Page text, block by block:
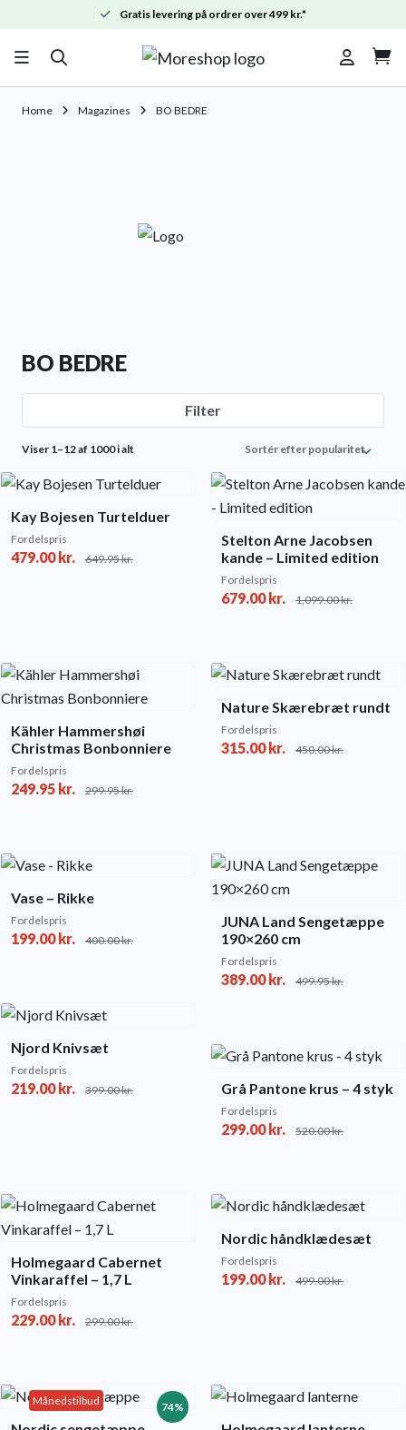
Gratis levering på ordrer over 499 kr.*

Home Magazines BO BEDRE
BO BEDRE
Filter
Viser 1–12 af 1000 i alt
popularity
Kay Bojesen Turtelduer
Fordelspris
479.00kr. 649.95kr.
Stelton Arne Jacobsen
kande – Limited edition
Fordelspris
679.00kr. 1,099.00kr.
Kähler Hammershøi
Christmas Bonbonniere
Fordelspris
249.95 kr. 299.95kr.
Nature Skærebræt rundt
Fordelspris
315.00kr. 450.00kr.
Vase – Rikke
Fordelspris
199.00kr. 400.00kr.
JUNA Land Sengetæppe
190×260 cm
Fordelspris
389.00kr. 499.95kr.
Njord Knivsæt
Fordelspris
219.00kr. 399.00kr. Grå Pantone krus – 4 styk
Fordelspris
299.00kr. 520.00kr.
Holmegaard Cabernet
Vinkaraffel – 1,7 L
Fordelspris
229.00kr. 299.00kr.
Nordic håndklædesæt
Fordelspris
199.00kr. 499.00kr.
74%
Månedstilbud